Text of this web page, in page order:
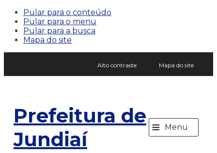
Pular para o conteúdo
Pular para o menu
Pular para a busca
Mapa do site
Alto contraste Mapa do site
Prefeitura de
Jundiaí
≡ Menu